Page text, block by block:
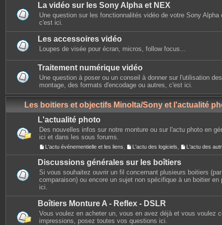
La vidéo sur les Sony Alpha et NEX
Une question sur les fonctionnalités vidéo de votre Sony Alpha
c'est ici.
Les accessoires vidéo
Loupes de visée pour écran, micros, follow focus...
Traitement numérique vidéo
Une question à poser ou un conseil à donner sur l'utilisation
montage, des formats d'encodage ou autres, c'est ici.
Les boitiers et objectifs Minolta/Sony et l'actualité
L'actualité photo
Des nouvelles infos sur notre monture ou sur l'actu photo en
ici et dans les sous forums.
L'actu événementielle et les liens L'actu des logiciels L'actu des
Discussions générales sur les boîtiers
Si vous souhaitez ouvrir un fil concernant plusieurs boitiers
comparaison) ou encore un sujet non spécifique à un boitier en
ici.
Boîtiers Monture A - Reflex - DSLR
Vous voulez en acheter un, vous en avez déjà et vous voulez
impressions, posez toutes vos questions ici.